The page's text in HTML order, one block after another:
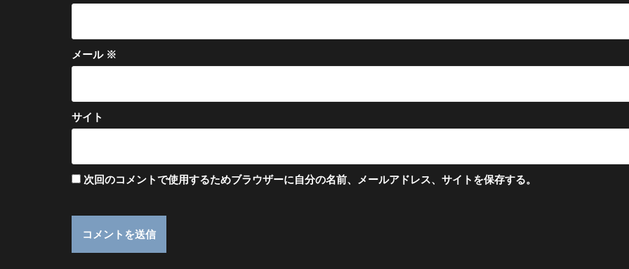
メール ※
サイト
次回のコメントで使用するためブラウザーに自分の名前、メールアドレス、サイトを保存する。